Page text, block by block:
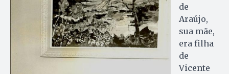
de
Araújo,
sua mãe,
era filha
de
Vicente